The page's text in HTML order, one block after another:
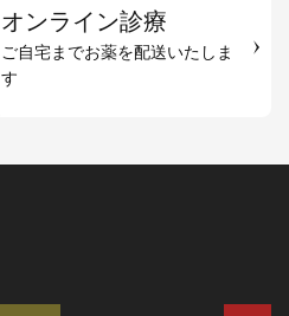
オンライン診療
ご自宅までお薬を配送いたしま
す